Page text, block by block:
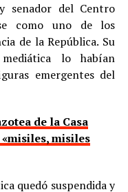
senador del Centro
como uno de los
de la República. Su
lo habían
emergentes del
de la Casa
misiles
quedó suspendida y